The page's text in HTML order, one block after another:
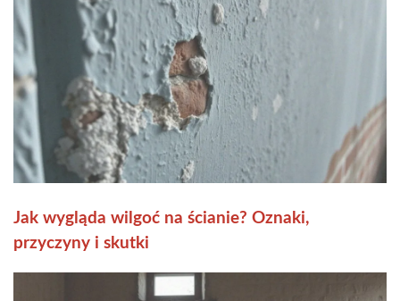
Jak wygląda wilgoć na ścianie? Oznaki,
przyczyny i skutki